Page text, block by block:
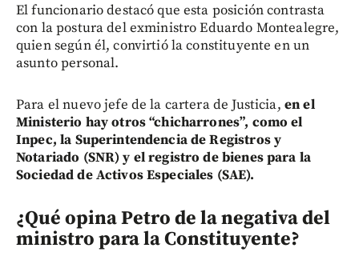
El funcionario destacó que esta posición contrasta
con la postura del exministro Eduardo Montealegre,
quien según él, convirtió la constituyente en un
asunto personal.
Para el nuevo jefe de la cartera de Justicia, en el
Ministerio hay otros “chicharrones”, como el
Inpec, la Superintendencia de Registros y
Notariado (SNR) y el registro de bienes para la
Sociedad de Activos Especiales (SAE).
¿Qué opina Petro de la negativa del
ministro para la Constituyente?